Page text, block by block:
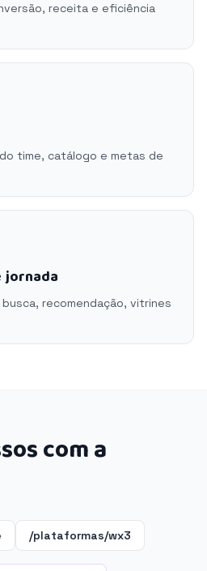
receita e eficiência
time, catálogo e metas de
jornada
recomendação, vitrines
com a
/plataformas/wx3